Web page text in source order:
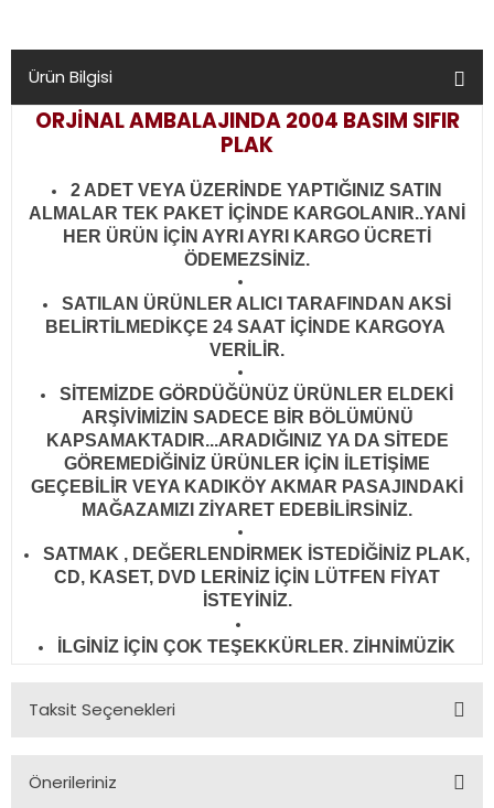
Ürün Bilgisi
ORJİNAL AMBALAJINDA 2004 BASIM SIFIR
PLAK
2 ADET VEYA ÜZERİNDE YAPTIĞINIZ SATIN
ALMALAR TEK PAKET İÇİNDE KARGOLANIR..YANİ
HER ÜRÜN İÇİN AYRI AYRI KARGO ÜCRETİ
ÖDEMEZSİNİZ.
SATILAN ÜRÜNLER ALICI TARAFINDAN AKSİ
BELİRTİLMEDİKÇE 24 SAAT İÇİNDE KARGOYA
VERİLİR.
SİTEMİZDE GÖRDÜĞÜNÜZ ÜRÜNLER ELDEKİ
ARŞİVİMİZİN SADECE BİR BÖLÜMÜNÜ
KAPSAMAKTADIR...ARADIĞINIZ YA DA SİTEDE
GÖREMEDİĞİNİZ ÜRÜNLER İÇİN İLETİŞİME
GEÇEBİLİR VEYA KADIKÖY AKMAR PASAJINDAKİ
MAĞAZAMIZI ZİYARET EDEBİLİRSİNİZ.
SATMAK , DEĞERLENDİRMEK İSTEDİĞİNİZ PLAK,
CD, KASET, DVD LERİNİZ İÇİN LÜTFEN FİYAT
İSTEYİNİZ.
İLGİNİZ İÇİN ÇOK TEŞEKKÜRLER. ZİHNİMÜZİK
Taksit Seçenekleri
Önerileriniz